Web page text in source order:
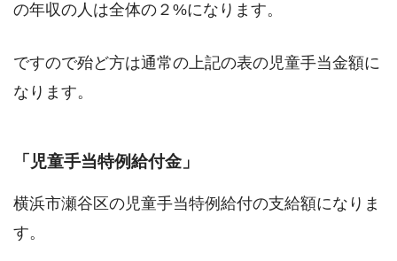
の年収の人は全体の２%になります。
ですので殆ど方は通常の上記の表の児童手当金額に
なります。
「児童手当特例給付金」
横浜市瀬谷区の児童手当特例給付の支給額になりま
す。